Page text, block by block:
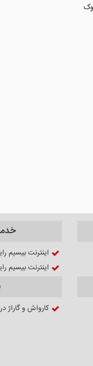
اینترنت بیسیم
اینترنت بیسیم
کارواش و گاراژ